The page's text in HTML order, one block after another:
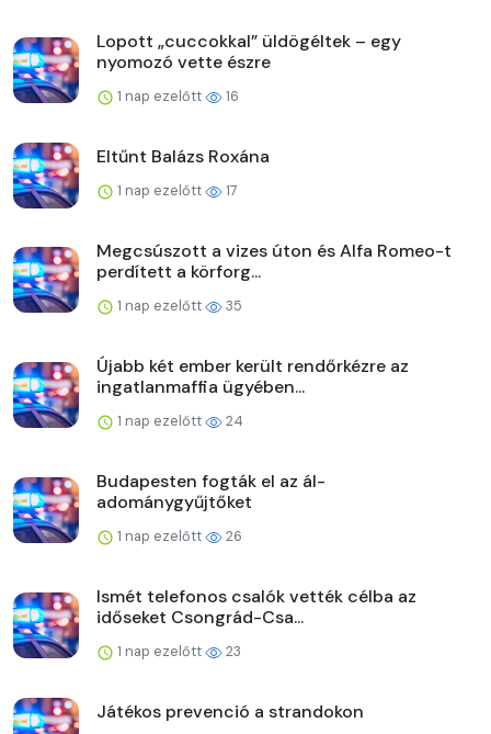
Lopott „cuccokkal” üldögéltek – egy
nyomozó vette észre
1 nap ezelőtt 16
Eltűnt Balázs Roxána
1 nap ezelőtt 17
Megcsúszott a vizes úton és Alfa Romeo-t
perdített a körforg...
1 nap ezelőtt 35
Újabb két ember került rendőrkézre az
ingatlanmaffia ügyében...
1 nap ezelőtt 24
Budapesten fogták el az ál-
adománygyűjtőket
1 nap ezelőtt 26
Ismét telefonos csalók vették célba az
időseket Csongrád-Csa...
1 nap ezelőtt 23
Játékos prevenció a strandokon